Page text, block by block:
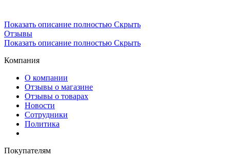
Показать описание полностью Скрыть
Отзывы
Показать описание полностью Скрыть
Компания
О компании
Отзывы о магазине
Отзывы о товарах
Новости
Сотрудники
Политика
Покупателям